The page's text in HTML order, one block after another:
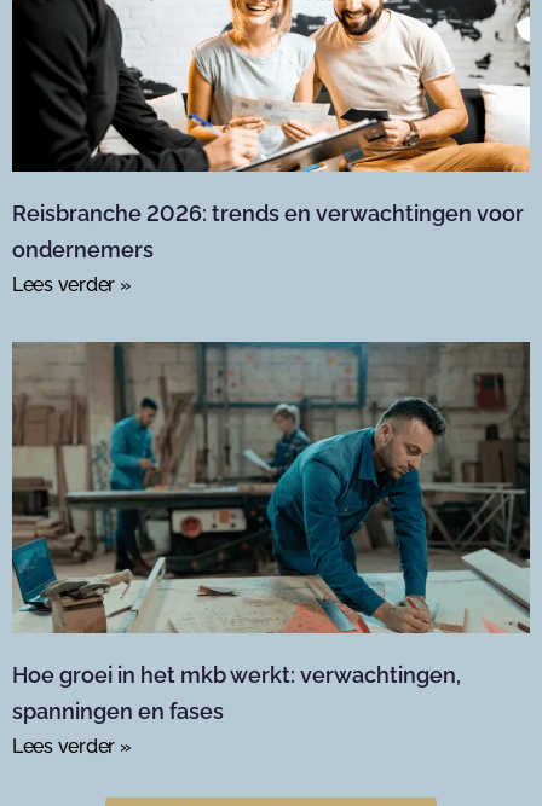
Reisbranche 2026: trends en verwachtingen voor
ondernemers
Lees verder »
Hoe groei in het mkb werkt: verwachtingen,
spanningen en fases
Lees verder »